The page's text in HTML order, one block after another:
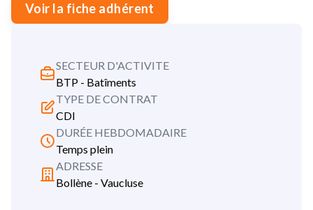
SECTEUR D'ACTIVITE
BTP - Batîments
TYPE DE CONTRAT
CDI
DURÉE HEBDOMADAIRE
Temps plein
ADRESSE
Bollène - Vaucluse
Voir la fiche adhérent